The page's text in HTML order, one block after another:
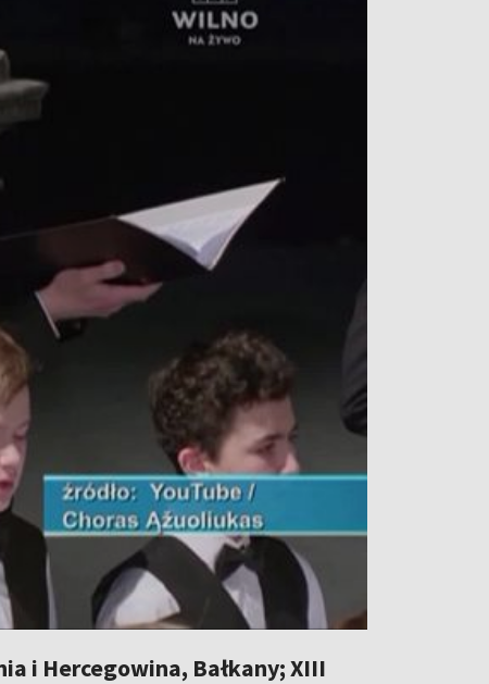
i Hercegowina, Bałkany; XIII